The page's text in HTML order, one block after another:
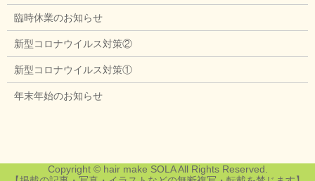
臨時休業のお知らせ
新型コロナウイルス対策②
新型コロナウイルス対策①
年末年始のお知らせ
Copyright © hair make SOLA All Rights Reserved.